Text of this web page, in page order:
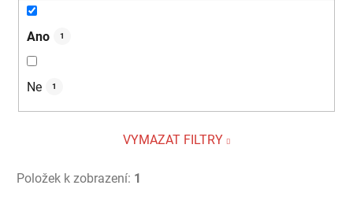
Ano 1
Ne 1
VYMAZAT FILTRY
Položek k zobrazení: 1